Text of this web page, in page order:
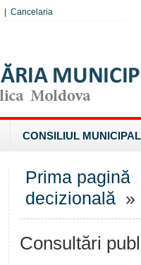
Cancelaria
CONSILIUL MUNICIPAL
Prima pagină
decizională »
Consultări